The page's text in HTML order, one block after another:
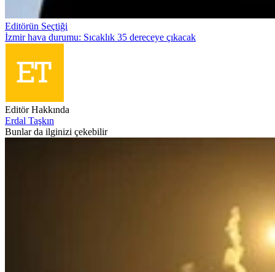
Editörün Seçtiği
İzmir hava durumu: Sıcaklık 35 dereceye çıkacak
Editör Hakkında
Erdal Taşkın
Bunlar da ilginizi çekebilir